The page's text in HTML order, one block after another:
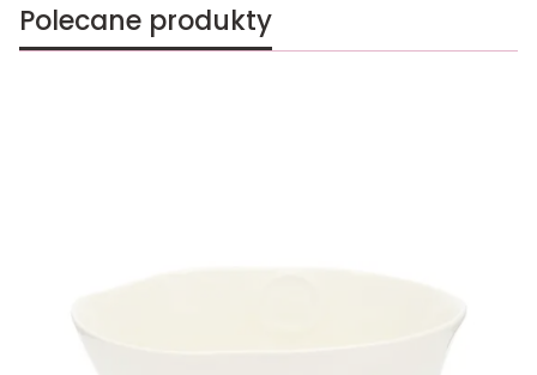
Polecane produkty